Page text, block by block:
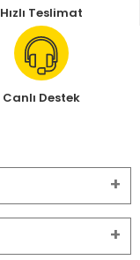
Hızlı Teslimat
Canlı Destek